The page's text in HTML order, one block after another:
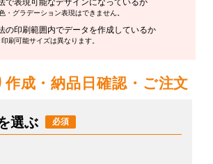
・グラデーション表現はできません。
の印刷範囲内でデータを作成しているか
刷可能サイズは異なります。
作成・納品日確認・ご注文
選ぶ